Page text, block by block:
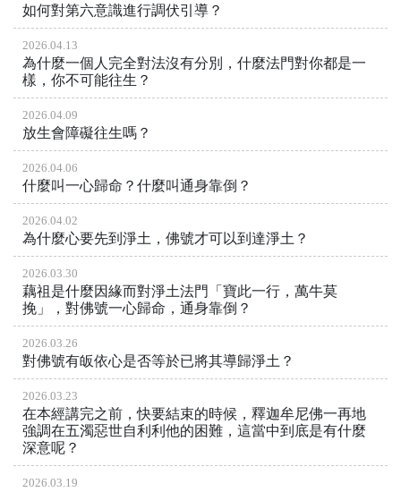
如何對第六意識進行調伏引導？
2026.04.13
為什麼一個人完全對法沒有分別，什麼法門對你都是一
樣，你不可能往生？
2026.04.09
放生會障礙往生嗎？
2026.04.06
什麼叫一心歸命？什麼叫通身靠倒？
2026.04.02
為什麼心要先到淨土，佛號才可以到達淨土？
2026.03.30
藕祖是什麼因緣而對淨土法門「寶此一行，萬牛莫
挽」，對佛號一心歸命，通身靠倒？
2026.03.26
對佛號有皈依心是否等於已將其導歸淨土？
2026.03.23
在本經講完之前，快要結束的時候，釋迦牟尼佛一再地
強調在五濁惡世自利利他的困難，這當中到底是有什麼
深意呢？
2026.03.19